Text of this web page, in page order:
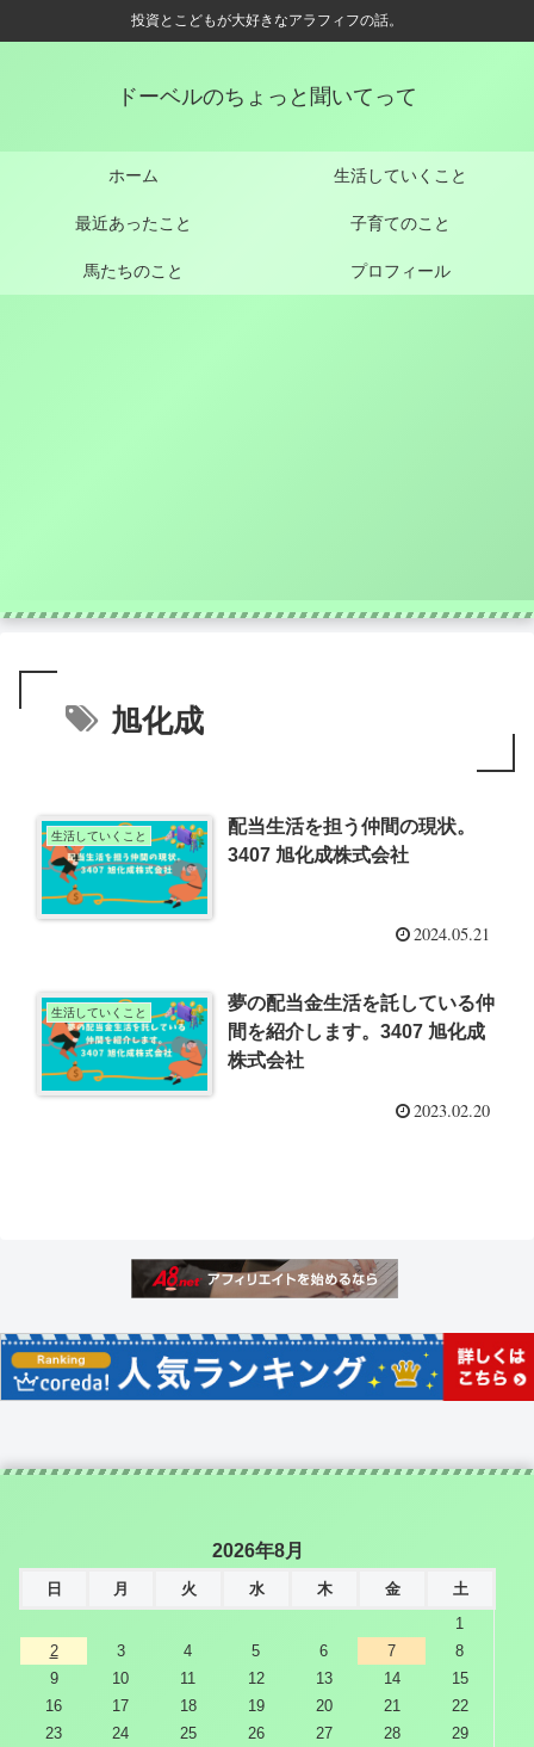
投資とこどもが大好きなアラフィフの話。
ドーベルのちょっと聞いてって
ホーム 生活していくこと
最近あったこと 子育てのこと
馬たちのこと プロフィール
旭化成
生活していくこと
配当生活を担う仲間の現状。
3407 旭化成株式会社
2024.05.21
生活していくこと
夢の配当金生活を託している仲
間を紹介します。3407 旭化成
株式会社
2023.02.20
2026年8月
日 月 火 水 木 金
土
1
2
3 4 5 6 7
8
9
10 11 12 13 14
15
16
17 18 19 20 21
22
23
24 25 26 27 28
29